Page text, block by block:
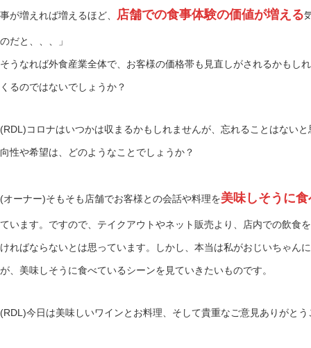
事が増えれば増えるほど、 店舗での食事体験の価値が増える
のだと、、、」
そうなれば外食産業全体で、お客様の価格帯も見直しがされるかもし
くるのではないでしょうか？
(RDL)コロナはいつかは収まるかもしれませんが、忘れることはない
向性や希望は、どのようなことでしょうか？
(オーナー)そもそも店舗でお客様との会話や料理を美味しそうに
ています。ですので、テイクアウトやネット販売より、店内での飲食
ければならないとは思っています。しかし、本当は私がおじいちゃん
が、美味しそうに食べているシーンを見ていきたいものです。
(RDL)今日は美味しいワインとお料理、そして貴重なご意見ありがと